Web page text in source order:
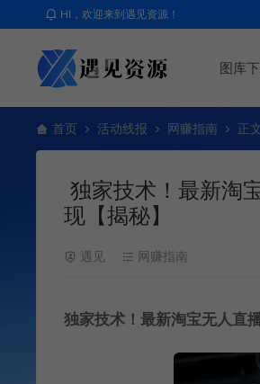
HI，欢迎来到遇见资源！
图库
首页 活动线报 网赚指南 正
独家技术！最新淘
现【揭秘】
遇见 网赚指南
独家技术！最新淘宝无人直